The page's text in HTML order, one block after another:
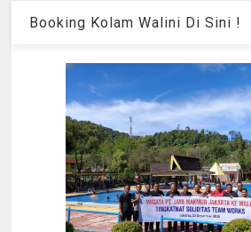
Booking Kolam Walini Di Sini !